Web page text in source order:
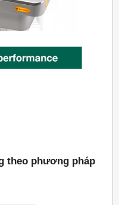
theo phương pháp